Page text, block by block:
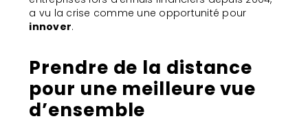
a vu la crise comme une opportunité pour
innover.
Prendre de la distance
pour une meilleure vue
d’ensemble